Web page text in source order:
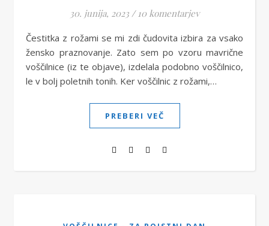
30. junija, 2023 / 10 komentarjev
Čestitka z rožami se mi zdi čudovita izbira za vsako
žensko praznovanje. Zato sem po vzoru mavrične
voščilnice (iz te objave), izdelala podobno voščilnico,
le v bolj poletnih tonih. Ker voščilnic z rožami,…
PREBERI VEČ